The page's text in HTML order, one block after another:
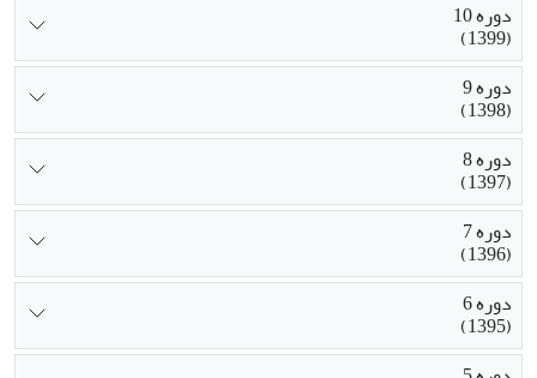
دوره 10
(1399)
دوره 9
(1398)
دوره 8
(1397)
دوره 7
(1396)
دوره 6
(1395)